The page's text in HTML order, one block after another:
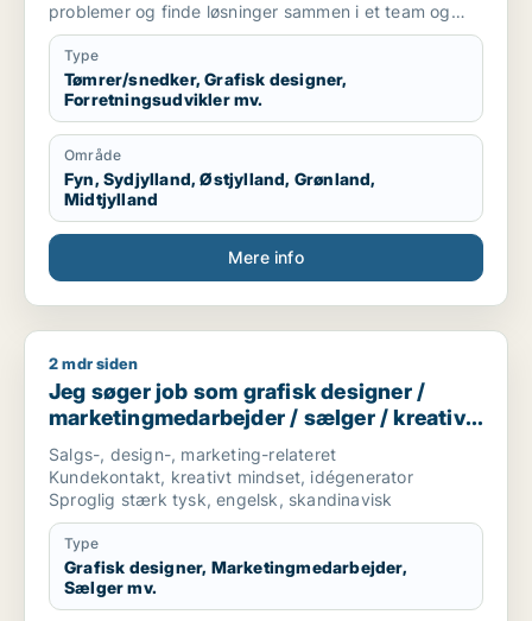
problemer og finde løsninger sammen i et team og
alene.
Jeg er akademisk men også hands on (ingeniør og
snedker). Jeg har laved forskellige tømre arbejde
privat, arbejder forskellige produktions virksomheder,
kan bruge mine hænder, læse og laver tekniske
tegninger. Godt til at skitsere ideer, visualiserer,
kommunikation i 7 sproget. Elsker at hjælpe og lede
mennesker. Innovation eller prototype udvikling fra
Idee til produktion er interessant hvor man også skal
bruger sine hænder. Nye tekknologier some AI/KI.
Internationale virksomheder.
Type
Tømrer/snedker, Grafisk designer,
Forretningsudvikler mv.
Område
Fyn, Sydjylland, Østjylland, Grønland,
Midtjylland
Mere info
Jeg søger job som grafisk designer /
2 mdr siden
Jeg søger job som grafisk designer /
marketingmedarbejder / sælger / kreativ
medarbejder / produktspecialist
Salgs-, design-, marketing-relateret
Kundekontakt, kreativt mindset, idégenerator
Sproglig stærk tysk, engelsk, skandinavisk
Type
Grafisk designer, Marketingmedarbejder,
Sælger mv.